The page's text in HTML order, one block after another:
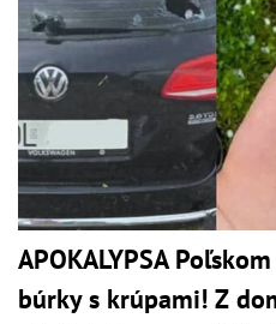
APOKALYPSA
búrky s krúpami! Z